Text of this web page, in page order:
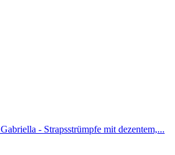
Gabriella - Strapsstrümpfe mit dezentem,...